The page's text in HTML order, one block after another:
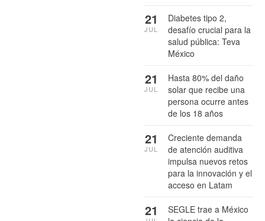
Diabetes tipo 2,
desafío crucial para la
salud pública: Teva
México
21
JUL
Hasta 80% del daño
solar que recibe una
persona ocurre antes
de los 18 años
21
JUL
Creciente demanda
de atención auditiva
impulsa nuevos retos
para la innovación y el
acceso en Latam
21
JUL
SEGLE trae a México
21